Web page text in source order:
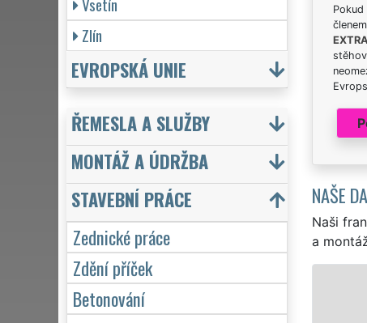
NAŠE
Naši
a
Zlín
EVROPSKÁ UNIE
ŘEMESLA A SLUŽBY
MONTÁŽ A ÚDRŽBA
STAVEBNÍ PRÁCE
Zednické práce
Zdění příček
Betonování